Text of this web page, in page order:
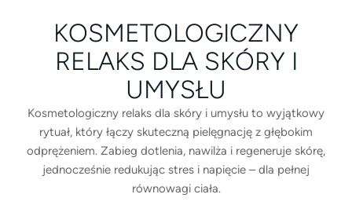
KOSMETOLOGICZNY
RELAKS DLA SKÓRY I
UMYSŁU
Kosmetologiczny relaks dla skóry i umysłu to wyjątkowy
rytuał, który łączy skuteczną pielęgnację z głębokim
odprężeniem. Zabieg dotlenia, nawilża i regeneruje skórę,
jednocześnie redukując stres i napięcie – dla pełnej
równowagi ciała.